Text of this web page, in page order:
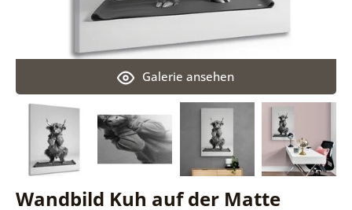
Wandbild Kuh auf der Matte
Galerie ansehen